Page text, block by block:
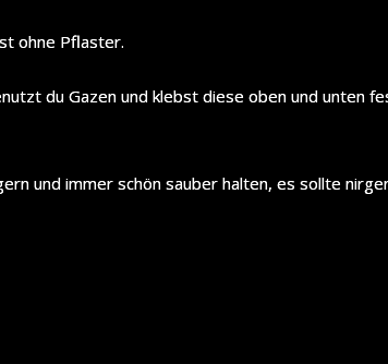
ohne Pflaster.
du Gazen und klebst diese oben und unten
und immer schön sauber halten, es sollte